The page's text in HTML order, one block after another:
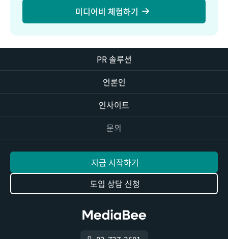
미디어비 체험하기
PR 솔루션
언론인
인사이트
문의
지금 시작하기
도입 상담 신청